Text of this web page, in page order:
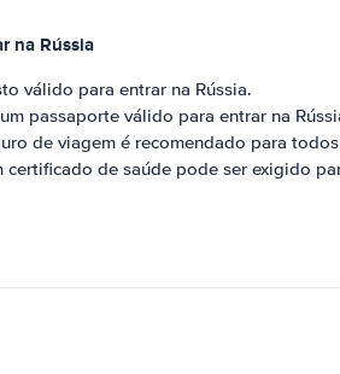
na Rússia
válido para entrar na Rússia.
passaporte válido para entrar na
de viagem é recomendado para
certificado de saúde pode ser exigido